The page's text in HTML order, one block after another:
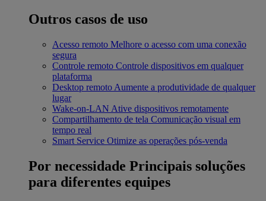
Outros casos de uso
Acesso remoto Melhore o acesso com uma conexão
segura
Controle remoto Controle dispositivos em qualquer
plataforma
Desktop remoto Aumente a produtividade de qualquer
lugar
Wake-on-LAN Ative dispositivos remotamente
Compartilhamento de tela Comunicação visual em
tempo real
Smart Service Otimize as operações pós-venda
Por necessidade Principais soluções
para diferentes equipes